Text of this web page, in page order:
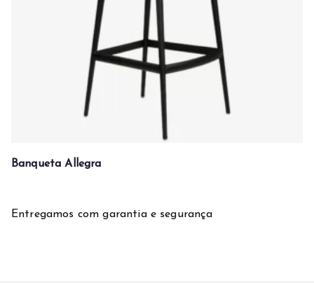
Banqueta Allegra
Entregamos com garantia e segurança